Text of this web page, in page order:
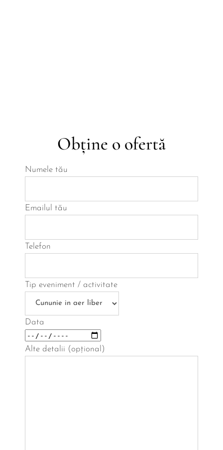
Obține o ofertă
Numele tău
Emailul tău
Telefon
Tip eveniment / activitate
Data
Alte detalii (opțional)